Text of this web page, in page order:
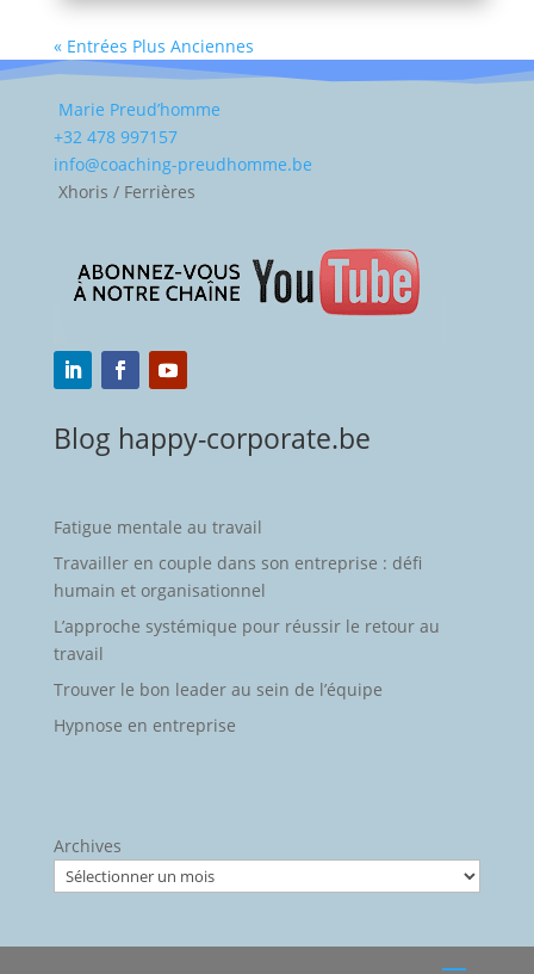
« Entrées Plus Anciennes
Marie Preud’homme
+32 478 997157
info@coaching-preudhomme.be
Xhoris / Ferrières
Blog happy-corporate.be
Fatigue mentale au travail
Travailler en couple dans son entreprise : défi
humain et organisationnel
L’approche systémique pour réussir le retour au
travail
Trouver le bon leader au sein de l’équipe
Hypnose en entreprise
Archives